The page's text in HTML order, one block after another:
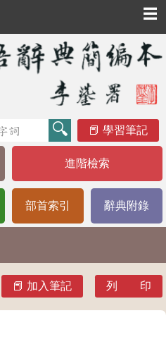
☰
學習筆記
進階檢索
部首索引 辭典附錄
加入筆記 列 印